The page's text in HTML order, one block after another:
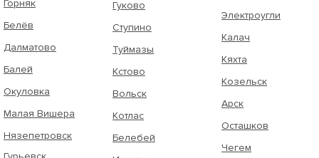
Горняк
Белёв
Далматово
Балей
Окуловка
Малая Вишера
Нязепетровск
Гуково
Ступино
Туймазы
Кстово
Вольск
Котлас
Белебей
Электроугли
Калач
Кяхта
Козельск
Арск
Осташков
Чегем